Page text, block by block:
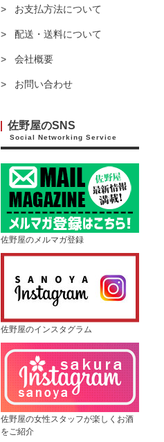
お支払方法について
配送・送料について
会社概要
お問い合わせ
佐野屋のSNS
Social Networking Service
佐野屋のメルマガ登録
佐野屋のインスタグラム
佐野屋の女性スタッフが楽しくお酒
をご紹介